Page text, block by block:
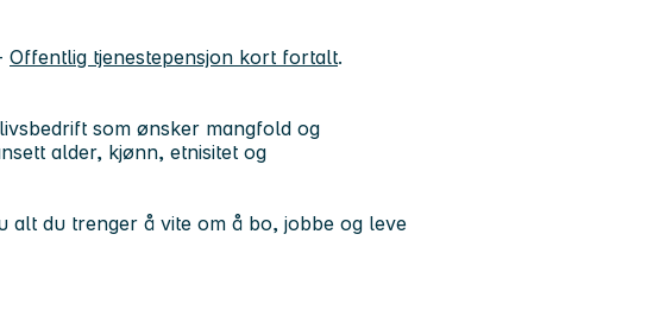
Offentlig tjenestepensjon kort fortalt.
som ønsker mangfold og
alder, kjønn, etnisitet og
alt du trenger å vite om å bo, jobbe og leve